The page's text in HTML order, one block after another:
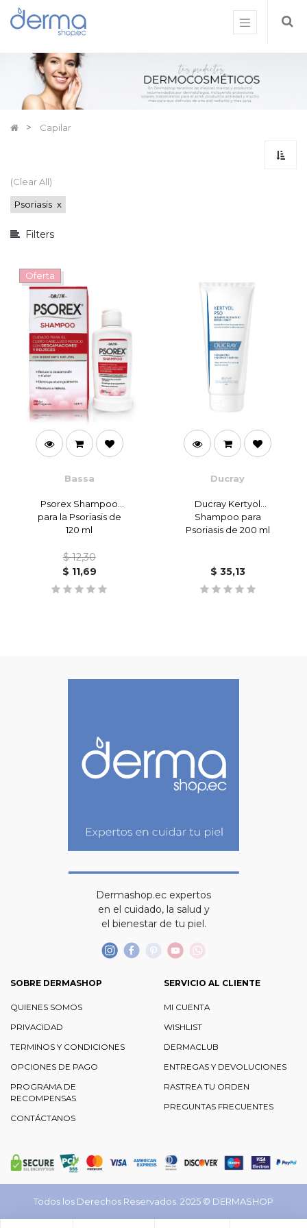
Capilar
(Clear All)
Psoriasis x
Filters
Mostrar
opciones
Mostrar
categorías
Oferta
Bassa
Psorex Shampoo
para la Psoriasis de
120 ml
$12,30
$ 11,69
Ducray
Ducray Kertyol
Shampoo para
Psoriasis de 200 ml
$ 35,13
Dermashop.ec expertos
en el cuidado, la salud y
el bienestar de tu piel.
SOBRE DERMASHOP
QUIENES SOMOS
PRIVACIDAD
TERMINOS Y CONDICIONES
OPCIONES DE PAGO
PROGRAMA DE
RECOMPENSAS
CONTÁCTANOS
SERVICIO AL CLIENTE
MI CUENTA
WISHLIST
DERMACLUB
ENTREGAS Y DEVOLUCIONES
RASTREA TU ORDEN
PREGUNTAS FRECUENTES
Todos los Derechos Reservados. 2025 © DERMASHOP